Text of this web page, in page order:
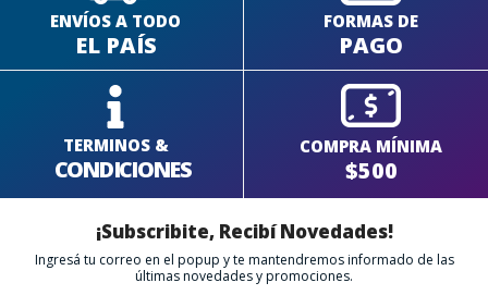
ENVÍOS A TODO
EL PAÍS
FORMAS DE
PAGO
TERMINOS &
CONDICIONES
COMPRA MÍNIMA
$500
¡Subscribite, Recibí Novedades!
Ingresá tu correo en el popup y te mantendremos informado de las
últimas novedades y promociones.